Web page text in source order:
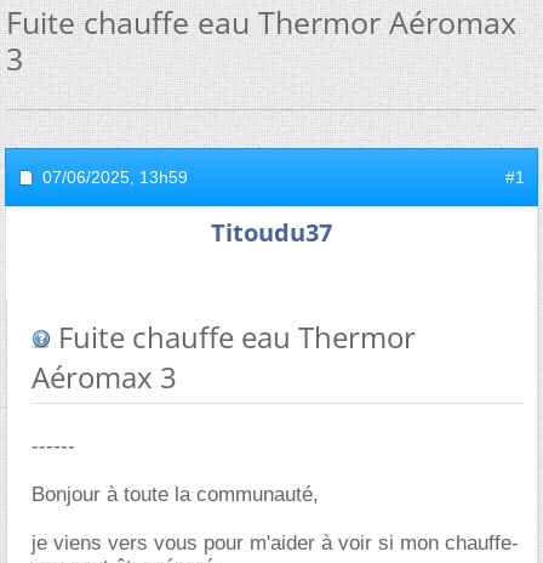
Fuite chauffe eau Thermor Aéromax
3
07/06/2025, 13h59 #1
Titoudu37
Fuite chauffe eau Thermor
Aéromax 3
------
Bonjour à toute la communauté,
je viens vers vous pour m'aider à voir si mon chauffe-